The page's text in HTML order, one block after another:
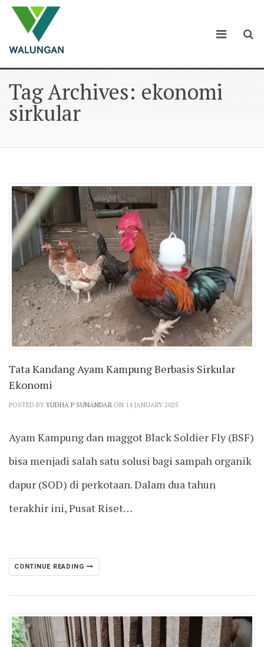
Tag Archives: ekonomi
sirkular
Tata Kandang Ayam Kampung Berbasis Sirkular
Ekonomi
POSTED BY YUDHA P SUNANDAR ON 14 JANUARY 2025
Ayam Kampung dan maggot Black Soldier Fly (BSF)
bisa menjadi salah satu solusi bagi sampah organik
dapur (SOD) di perkotaan. Dalam dua tahun
terakhir ini, Pusat Riset…
CONTINUE READING